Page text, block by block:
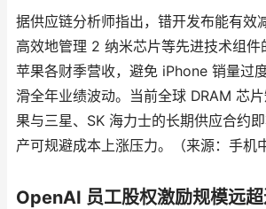
据供应链分析师指出，错开发布能有效
高效地管理 2 纳米芯片等先进技术组件
苹果各财季营收，避免 iPhone 销量过
滑全年业绩波动。当前全球 DRAM 芯
果与三星、SK 海力士的长期供应合约
产可规避成本上涨压力。（来源：手机
OpenAI 员工股权激励规模远